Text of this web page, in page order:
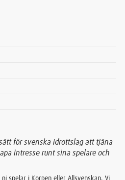
för svenska idrottslag att tjäna
intresse runt sina spelare och
spelar i Korpen eller Allsvenskan. Vi